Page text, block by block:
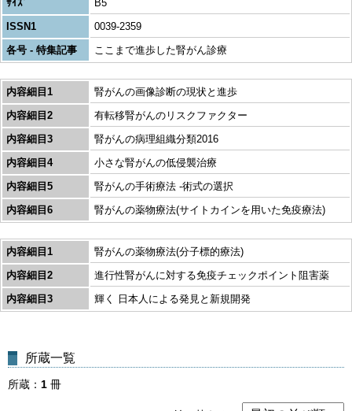
ｻｲｽﾞ
B5
ISSN1
0039-2359
各号 - 特集記事
ここまで進歩した腎がん診療
内容細目1
腎がんの画像診断の現状と進歩
内容細目2
有転移腎がんのリスクファクター
内容細目3
腎がんの病理組織分類2016
内容細目4
小さな腎がんの低侵襲治療
内容細目5
腎がんの手術療法 -術式の選択
内容細目6
腎がんの薬物療法(サイトカインを用いた免疫療法)
内容細目1
腎がんの薬物療法(分子標的療法)
内容細目2
進行性腎がんに対する免疫チェックポイント阻害薬
内容細目3
輝く 日本人による発見と新規開発
所蔵一覧
所蔵 1 冊